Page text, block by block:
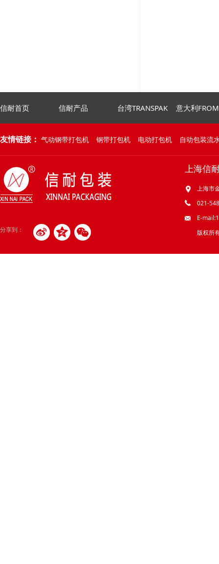
信耐首页 信耐产品 台湾TRANSPAK 意大利
友情链接： 气动钢带打包机 钢带打包机 电动打包机 自动包装流
分享到：
上海信
上海市
021-
E-
版权所